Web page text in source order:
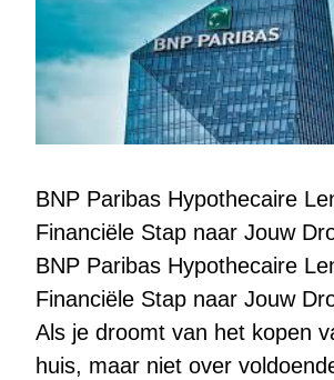
BNP Paribas Hypothecaire
Financiële Stap naar Jouw
BNP Paribas Hypothecaire
Financiële Stap naar Jouw
Als je droomt van het kopen
huis, maar niet over